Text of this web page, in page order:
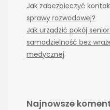
Jak zabezpieczyć
sprawy rozwodowej?
Jak urządzić pokój
samodzielność bez
medycznej
Najnowsze